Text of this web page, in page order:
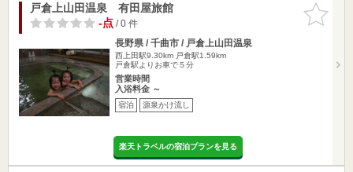
お気に入
りに追加
戸倉上山田温泉 有田屋旅館
-点/ 0 件
長野県 / 千曲市 / 戸倉上山田温泉
西上田駅9.30km 戸倉駅1.59km
戸倉駅よりお車で５分
営業時間
入浴料金 ～
宿泊 源泉かけ流し
楽天トラベルの宿泊プランを見る